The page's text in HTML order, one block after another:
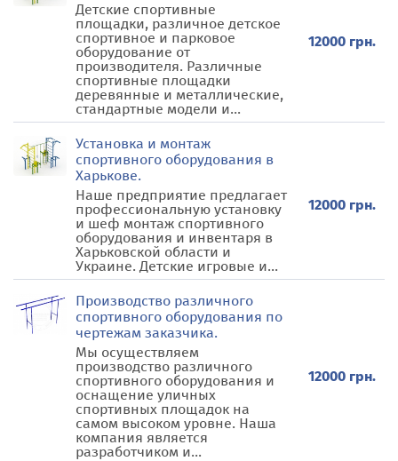
Детские спортивные
площадки, различное детское
спортивное и парковое
оборудование от
производителя. Различные
спортивные площадки
деревянные и металлические,
стандартные модели и...
12000 грн.
Установка и монтаж
спортивного оборудования в
Харькове.
Наше предприятие предлагает
профессиональную установку
и шеф монтаж спортивного
оборудования и инвентаря в
Харьковской области и
Украине. Детские игровые и...
12000 грн.
Производство различного
спортивного оборудования по
чертежам заказчика.
Мы осуществляем
производство различного
спортивного оборудования и
оснащение уличных
спортивных площадок на
самом высоком уровне. Наша
компания является
разработчиком и...
12000 грн.